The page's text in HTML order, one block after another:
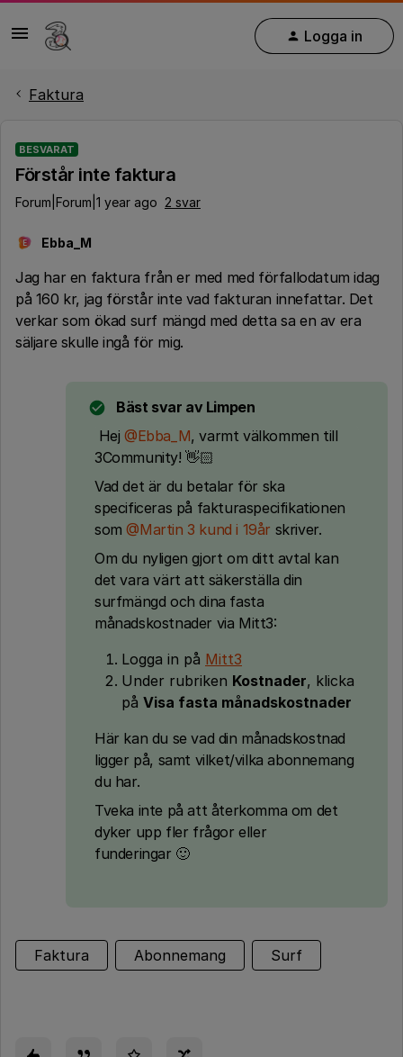
Logga in
Faktura
BESVARAT
Förstår inte faktura
Forum|Forum|1 year ago 2 svar
E Ebba_M
Jag har en faktura från er med med förfallodatum idag
på 160 kr, jag förstår inte vad fakturan innefattar. Det
verkar som ökad surf mängd med detta sa en av era
säljare skulle ingå för mig.
Bäst svar av Limpen
Hej ​ @Ebba_M, varmt välkommen till
3Community! 👋🏻
Vad det är du betalar för ska
specificeras på fakturaspecifikationen
som ​@Martin 3 kund i 19år skriver.
Om du nyligen gjort om ditt avtal kan
det vara värt att säkerställa din
surfmängd och dina fasta
månadskostnader via Mitt3:
Logga in på Mitt3
Under rubriken Kostnader, klicka
på Visa fasta månadskostnader
Här kan du se vad din månadskostnad
ligger på, samt vilket/vilka abonnemang
du har.
Tveka inte på att återkomma om det
dyker upp fler frågor eller
funderingar 🙂
Faktura Abonnemang Surf